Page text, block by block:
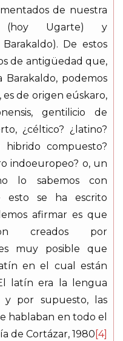
de nuestra
Ugarte) y
Barakaldo). De estos
de antigüedad que,
Barakaldo, podemos
, es de origen eúskaro,
, gentilicio de
¿céltico? ¿latino?
hibrido compuesto?
indoeuropeo? o, un
lo sabemos con
esto se ha escrito
afirmar es que
creados por
muy posible que
en el cual están
latín era la lengua
y por supuesto, las
hablaban en todo el
de Cortázar, 1980 [4]